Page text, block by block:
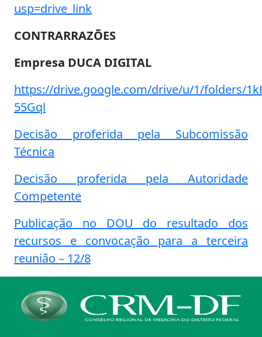
usp=drive_link
CONTRARRAZÕES
Empresa DUCA DIGITAL
https://drive.google.com/drive/u/1/folders/
55Gql
Decisão proferida pela Subcomissão
Técnica
Decisão proferida pela Autoridade
Competente
Publicação no DOU do resultado dos
recursos e convocação para a terceira
reunião – 12/8